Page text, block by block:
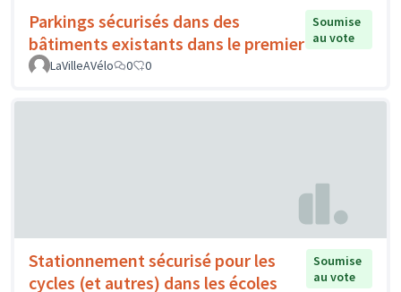
Parkings sécurisés dans des
bâtiments existants dans le premier
Soumise
au vote
LaVilleAVélo
0 0
Stationnement sécurisé pour les
cycles (et autres) dans les écoles
Soumise
au vote